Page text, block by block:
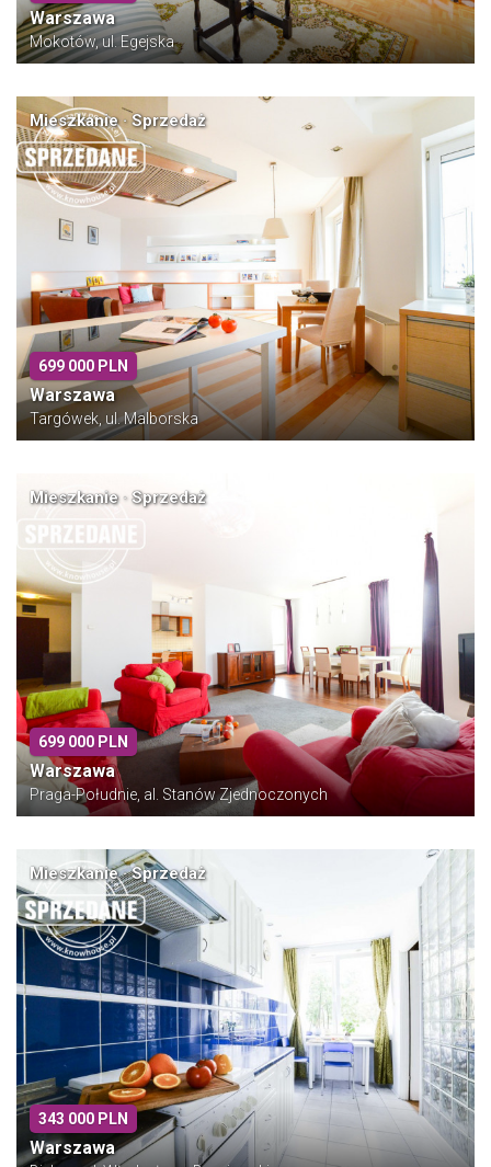
Warszawa
Mokotów, ul. Egejska
Mieszkanie · Sprzedaż
699 000 PLN
Warszawa
Targówek, ul. Malborska
Mieszkanie · Sprzedaż
699 000 PLN
Warszawa
Praga-Południe, al. Stanów Zjednoczonych
Mieszkanie · Sprzedaż
343 000 PLN
Warszawa